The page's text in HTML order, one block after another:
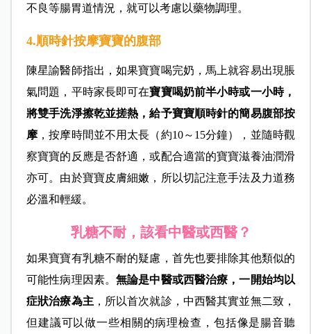
不良等腸胃道情況，就可以考慮以藥物調理。
4.順時針按摩寶寶的腹部
陳星諭醫師指出，如果寶寶喝完奶，馬上就容易出現脹
氣問題，平時家長即可在寶寶喝奶前半小時或一小時，
將雙手洗淨擦乾並搓熱，給予寶寶順時針的簡易腹部按
摩 ，按摩時間並不用太長（約10～15分鐘），並隨時觀
察寶寶的反應是否舒適，或配合適當的寶寶滋養油潤滑
亦可。由於寶寶皮膚細嫩，所以切記注意手法及力道務
必溫和輕緩。
乳糖不耐，該看中醫或西醫？
如果寶寶有乳糖不耐的疑慮，首先也要排除其他類似的
可能性病理因素。無論是中醫或西醫治療，一開始均以
症狀治療為主，所以首次就診，中西醫其實並無二致，
但建議可以做一些相關的病理檢查，包括像是腸音聽